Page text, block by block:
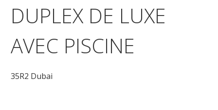
DUPLEX DE LUXE
AVEC PISCINE
35R2 Dubai